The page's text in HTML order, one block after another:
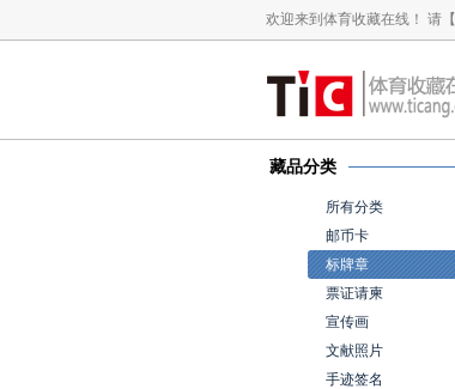
欢迎来到体育收藏在线！ 请【
藏品分类
所有分类
邮币卡
标牌章
票证请柬
宣传画
文献照片
手迹签名